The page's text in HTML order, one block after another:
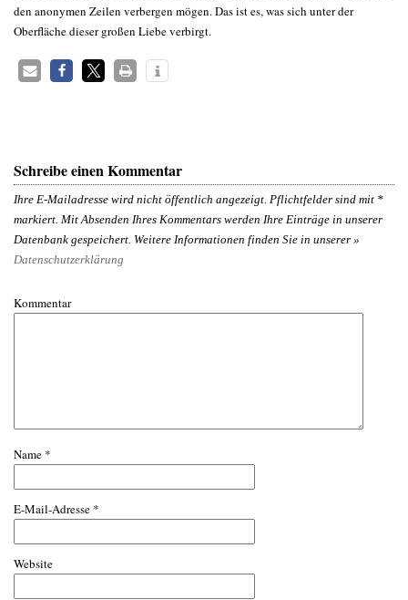
den anonymen Zeilen verbergen mögen. Das ist es, was sich unter der
Oberfläche dieser großen Liebe verbirgt.
Schreibe einen Kommentar
Ihre E-Mailadresse wird nicht öffentlich angezeigt. Pflichtfelder sind mit *
markiert. Mit Absenden Ihres Kommentars werden Ihre Einträge in unserer
Datenbank gespeichert. Weitere Informationen finden Sie in unserer »
Datenschutzerklärung
Kommentar
Name *
E-Mail-Adresse *
Website